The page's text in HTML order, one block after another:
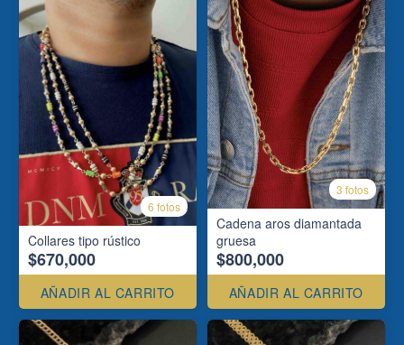
6 fotos
Collares tipo rústico
$670,000
AÑADIR AL CARRITO
3 fotos
Cadena aros diamantada
gruesa
$800,000
AÑADIR AL CARRITO